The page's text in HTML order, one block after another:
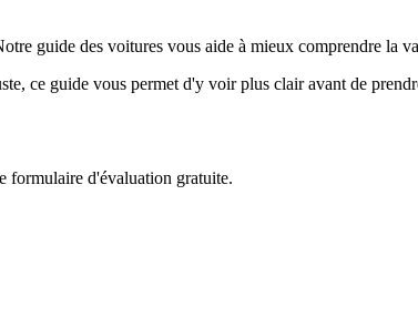
guide des voitures vous aide à mieux comprendre la
ce guide vous permet d'y voir plus clair avant de
formulaire d'évaluation gratuite.